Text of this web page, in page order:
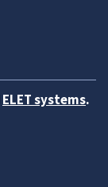
ELET systems.